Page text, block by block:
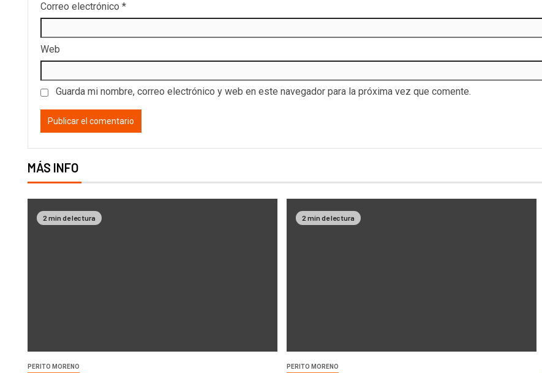
Correo electrónico *
Web
Guarda mi nombre, correo electrónico y web en este navegador para la próxima vez que comente.
MÁS INFO
2 min de lectura
PERITO MORENO
2 min de lectura
PERITO MORENO